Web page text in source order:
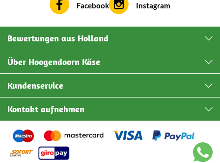
Facebook Instagram
Bewertungen aus Holland
Über Hoogendoorn Käse
Kundenservice
Kontakt aufnehmen